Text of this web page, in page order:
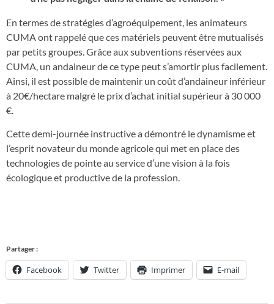
En termes de stratégies d’agroéquipement, les animateurs
CUMA ont rappelé que ces matériels peuvent être mutualisés
par petits groupes. Grâce aux subventions réservées aux
CUMA, un andaineur de ce type peut s’amortir plus facilement.
Ainsi, il est possible de maintenir un coût d’andaineur inférieur
à 20€/hectare malgré le prix d’achat initial supérieur à 30 000
€.
Cette demi-journée instructive a démontré le dynamisme et
l’esprit novateur du monde agricole qui met en place des
technologies de pointe au service d’une vision à la fois
écologique et productive de la profession.
Partager :
Facebook Twitter Imprimer E-mail